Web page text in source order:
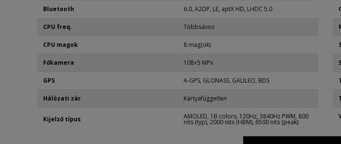
Bluetooth 6.0, A2DP, LE, aptX HD, LHDC 5.0
CPU freq. Többsávos
CPU magok 8 mag(ok)
Főkamera 108+5 MPx
GPS A-GPS, GLONASS, GALILEO, BDS
Hálózati zár Kártyafüggetlen
Kijelző típus AMOLED, 1B colors, 120Hz, 3840Hz PWM, 800
nits (typ), 2000 nits (HBM), 6500 nits (peak)